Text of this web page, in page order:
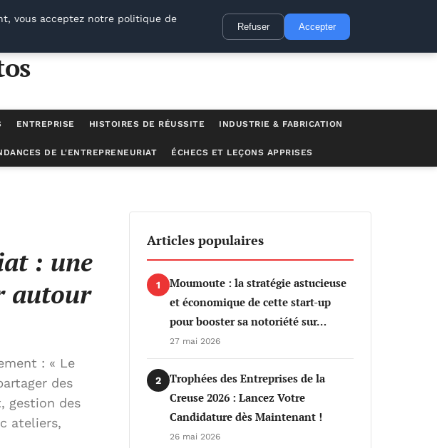
ENTREPRISE HISTOIRES DE RÉUSSITE INDUSTRIE & FABRICATION
DE L'ENTREPRENEURIAT ÉCHECS ET LEÇONS APPRISES
novatrice à ne pas manquer autour de…
: une
autour
: « Le
des
gestion des
ateliers,
Articles populaires
1
Moumoute : la stratégie astucieuse
et économique de cette start-up
pour booster sa notoriété sur…
27 mai 2026
2
Trophées des Entreprises de la
Creuse 2026 : Lancez Votre
Candidature dès Maintenant !
26 mai 2026
vous acceptez notre politique de
Refuser Accepter